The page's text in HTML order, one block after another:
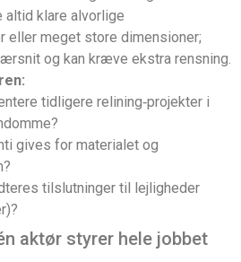
altid klare alvorlige
eller meget store dimensioner;
og kan kræve ekstra rensning.
tidligere relining‑projekter i
gives for materialet og
tilslutninger til lejligheder
aktør styrer hele jobbet